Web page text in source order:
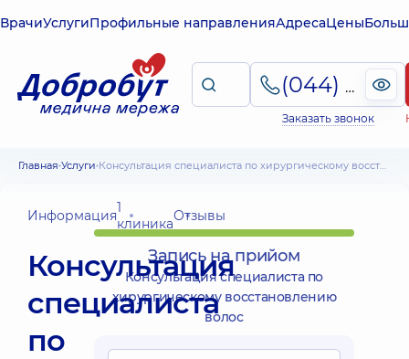
ВрачиУслугиПрофильные направленияАдресаЦены
(044) 495-2-888
Заказать звонок
Главная Услуги Консультация специалиста по хирургическому восстановлению волос
Информация1
клиникаОтзывы
Консультация
специалиста
по
Запись на прийом
Консультация специалиста по
хирургическому восстановлению
волос